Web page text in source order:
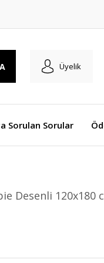
Üyelik
Sorulan Sorular
Desenli 120x180